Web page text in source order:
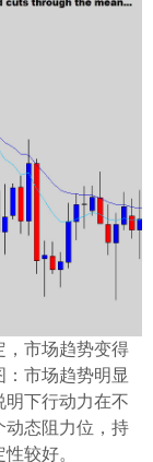
市场趋势变得
市场趋势明显
下行动力在不
态阻力位，持
较好。